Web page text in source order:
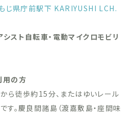
じ県庁前駅下 KARIYUSHI LCH.
スト自転車・電動マイクロモビリ
用の方
から徒歩約15分、またはゆいレール
す。慶良間諸島（渡嘉敷島・座間味